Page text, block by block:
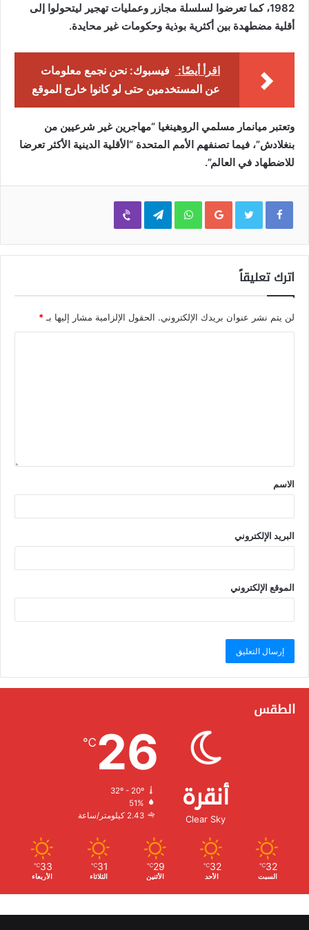
1982، كما تعرضوا لسلسلة مجازر وعمليات تهجير ليتحولوا إلى
أقلية مضطهدة بين أكثرية بوذية وحكومات غير محايدة.
اقرأ أيضًا:
فيسبوك: نحن نجمع معلومات
عن المستخدمين حتى لو كانوا خارج الموقع
وتعتبر ميانمار مسلمي الروهينغيا “مهاجرين غير شرعيين من
بنغلادش”، فيما تصنفهم الأمم المتحدة “الأقلية الدينية الأكثر تعرضا
للاضطهاد في العالم”.
Google+
WhatsApp
Telegram
Viber
اترك تعليقاً
لن يتم نشر عنوان بريدك الإلكتروني. الحقول الإلزامية مشار إليها بـ *
الاسم
البريد الإلكتروني
الموقع الإلكتروني
الطقس
أنقرة
Clear Sky
26
℃
32º - 20º
الرطوبة:
الرياح:2.43 كيلومتر/ساعة
32
℃
السبت
32
℃
الأحد
29
℃
الأثنين
31
℃
الثلاثاء
33
℃
الأربعاء